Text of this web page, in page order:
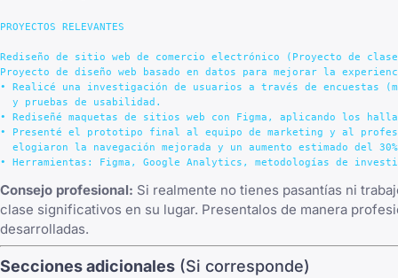
PROYECTOS RELEVANTES
Rediseño de sitio web de comercio electrónico (Proyecto de
Proyecto de diseño web basado en datos para mejorar la
• Realicé una investigación de usuarios a través de encuestas
  y pruebas de usabilidad.
• Rediseñé maquetas de sitios web con Figma, aplicando los
• Presenté el prototipo final al equipo de marketing y al
elogiaron la navegación mejorada y un aumento estimado del
Consejo profesional: Si realmente no tienes pasantías ni
clase significativos en su lugar. Presentalos de manera
desarrolladas.
Secciones adicionales (Si corresponde)